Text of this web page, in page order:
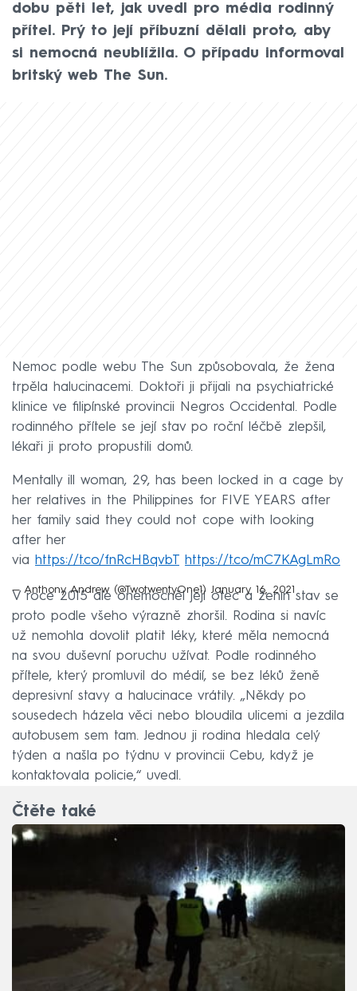
dobu pěti let, jak uvedl pro média rodinný
přítel. Prý to její příbuzní dělali proto, aby
si nemocná neublížila. O případu informoval
britský web The Sun.
Nemoc podle webu The Sun způsobovala, že žena
trpěla halucinacemi. Doktoři ji přijali na psychiatrické
klinice ve filipínské provincii Negros Occidental. Podle
rodinného přítele se její stav po roční léčbě zlepšil,
lékaři ji proto propustili domů.
Mentally ill woman, 29, has been locked in a cage by
her relatives in the Philippines for FIVE YEARS after
her family said they could not cope with looking
after her
via https://t.co/fnRcHBqvbT https://t.co/mC7KAgLmRo
— Anthony Andrew (@TwotwentyOne1) January 16, 2021
V roce 2015 ale onemocněl její otec a ženin stav se
proto podle všeho výrazně zhoršil. Rodina si navíc
už nemohla dovolit platit léky, které měla nemocná
na svou duševní poruchu užívat. Podle rodinného
přítele, který promluvil do médií, se bez léků ženě
depresivní stavy a halucinace vrátily. „Někdy po
sousedech házela věci nebo bloudila ulicemi a jezdila
autobusem sem tam. Jednou ji rodina hledala celý
týden a našla po týdnu v provincii Cebu, když je
kontaktovala policie,“ uvedl.
Čtěte také